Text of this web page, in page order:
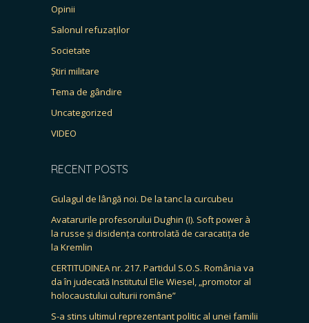
Opinii
Salonul refuzaților
Societate
Știri militare
Tema de gândire
Uncategorized
VIDEO
RECENT POSTS
Gulagul de lângă noi. De la tanc la curcubeu
Avatarurile profesorului Dughin (I). Soft power à
la russe și disidența controlată de caracatița de
la Kremlin
CERTITUDINEA nr. 217. Partidul S.O.S. România va
da în judecată Institutul Elie Wiesel, „promotor al
holocaustului culturii române”
S-a stins ultimul reprezentant politic al unei familii